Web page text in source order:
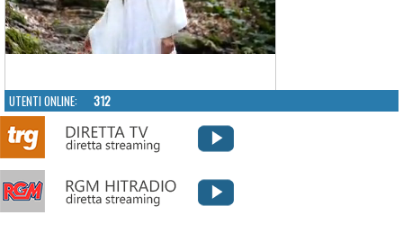
UTENTI ONLINE: 312